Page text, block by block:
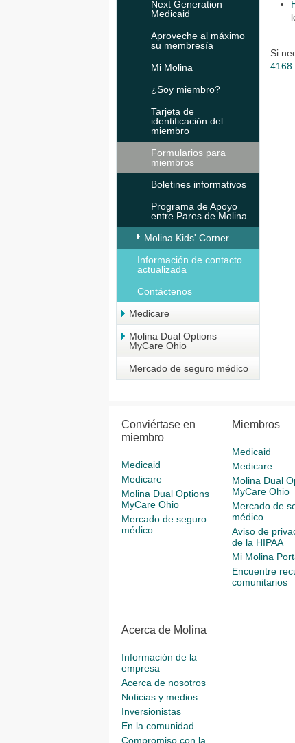
Next Generation
Medicaid
Aproveche al máximo
su membresía
Mi Molina
¿Soy miembro?
Tarjeta de
identificación del
miembro
Formularios para
miembros
Boletines informativos
Programa de Apoyo
entre Pares de Molina
Molina Kids' Corner
Información de contacto
actualizada
Contáctenos
Medicare
Molina Dual Options
MyCare Ohio
Mercado de seguro médico
Si
4168
Conviértase en
miembro
Medicaid
Medicare
Molina Dual Options
MyCare Ohio
Mercado de seguro
médico
Miembros
Medicaid
Medicare
Molina Dual
MyCare Ohio
Mercado de
médico
Aviso de
de la HIPAA
Mi Molina
Encuentre
comunitarios
Acerca de Molina
Información de la
empresa
Acerca de nosotros
Noticias y medios
Inversionistas
En la comunidad
Compromiso con la